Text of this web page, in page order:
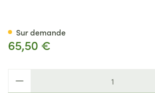
65,50 €
Sur demande